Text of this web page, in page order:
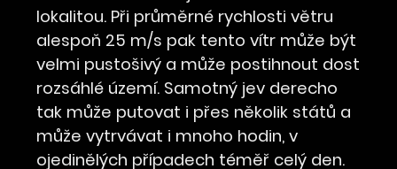
lokalitou. Při průměrné rychlosti větru
alespoň 25 m/s pak tento vítr může být
velmi pustošivý a může postihnout dost
rozsáhlé území. Samotný jev derecho
tak může putovat i přes několik států a
může vytrvávat i mnoho hodin, v
ojedinělých případech téměř celý den.